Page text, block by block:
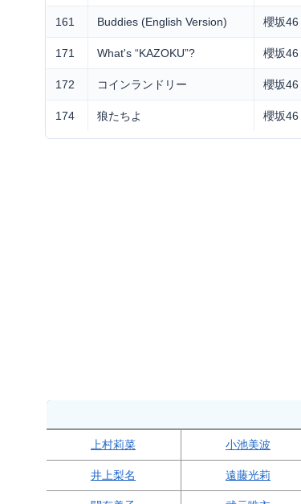
161 Buddies (English Version) 櫻坂
171 What's “KAZOKU”? 櫻坂
172 コインランドリー 櫻坂
174 狼たちよ 櫻坂
上村莉菜 小池美波
井上梨名 遠藤光莉